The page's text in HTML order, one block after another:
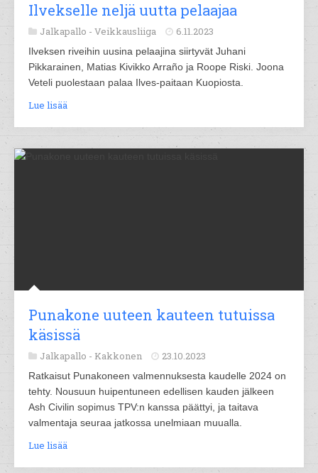
Ilvekselle neljä uutta pelaajaa
Jalkapallo - Veikkausliiga 6.11.2023
Ilveksen riveihin uusina pelaajina siirtyvät Juhani
Pikkarainen, Matias Kivikko Arraño ja Roope Riski. Joona
Veteli puolestaan palaa Ilves-paitaan Kuopiosta.
Lue lisää
Punakone uuteen kauteen tutuissa
käsissä
Jalkapallo - Kakkonen 23.10.2023
Ratkaisut Punakoneen valmennuksesta kaudelle 2024 on
tehty. Nousuun huipentuneen edellisen kauden jälkeen
Ash Civilin sopimus TPV:n kanssa päättyi, ja taitava
valmentaja seuraa jatkossa unelmiaan muualla.
Lue lisää